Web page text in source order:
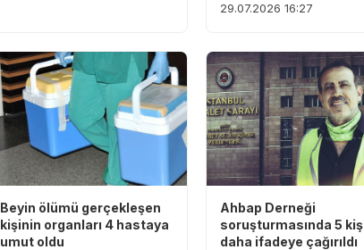
29.07.2026 16:27
Beyin ölümü gerçekleşen
kişinin organları 4 hastaya
umut oldu
Ahbap Derneği
soruşturmasında 5
daha ifadeye çağırıldı